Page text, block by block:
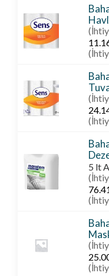
5 lt